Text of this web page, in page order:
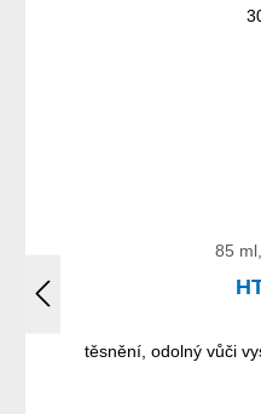
85
těsnění, odolný vůči